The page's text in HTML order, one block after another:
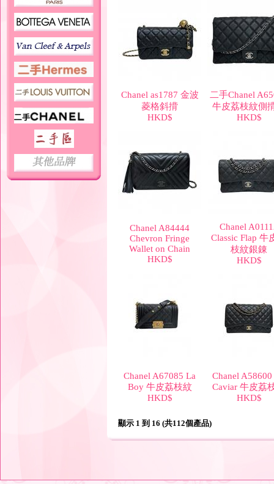
Chanel as1787 金波
菱格斜揹
HKD$
二手Chanel
牛皮荔枝紋側
HKD$
Chanel A84444
Chevron Fringe
Wallet on Chain
HKD$
Chanel
Classic Flap 牛
枝紋銀錬
HKD$
Chanel A67085 La
Boy 牛皮荔枝紋
HKD$
Chanel A58600
Caviar 牛皮荔
HKD$
顯示 1 到 16 (共112個產品)